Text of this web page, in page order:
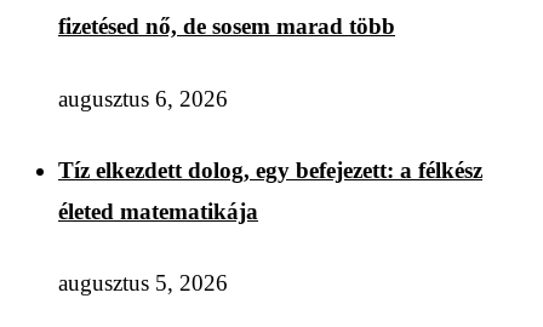
fizetésed nő, de sosem marad több
augusztus 6, 2026
Tíz elkezdett dolog, egy befejezett: a félkész
életed matematikája
augusztus 5, 2026